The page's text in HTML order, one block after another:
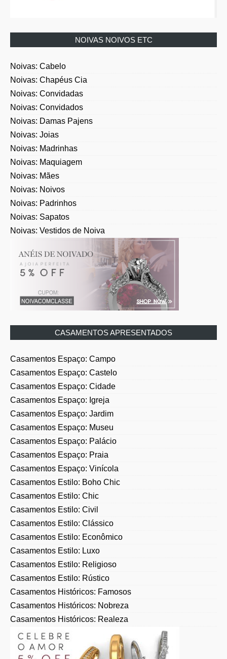
NOIVAS NOIVOS ETC
Noivas: Cabelo
Noivas: Chapéus Cia
Noivas: Convidadas
Noivas: Convidados
Noivas: Damas Pajens
Noivas: Joias
Noivas: Madrinhas
Noivas: Maquiagem
Noivas: Mães
Noivas: Noivos
Noivas: Padrinhos
Noivas: Sapatos
Noivas: Vestidos de Noiva
CASAMENTOS APRESENTADOS
Casamentos Espaço: Campo
Casamentos Espaço: Castelo
Casamentos Espaço: Cidade
Casamentos Espaço: Igreja
Casamentos Espaço: Jardim
Casamentos Espaço: Museu
Casamentos Espaço: Palácio
Casamentos Espaço: Praia
Casamentos Espaço: Vinícola
Casamentos Estilo: Boho Chic
Casamentos Estilo: Chic
Casamentos Estilo: Civil
Casamentos Estilo: Clássico
Casamentos Estilo: Econômico
Casamentos Estilo: Luxo
Casamentos Estilo: Religioso
Casamentos Estilo: Rústico
Casamentos Históricos: Famosos
Casamentos Históricos: Nobreza
Casamentos Históricos: Realeza